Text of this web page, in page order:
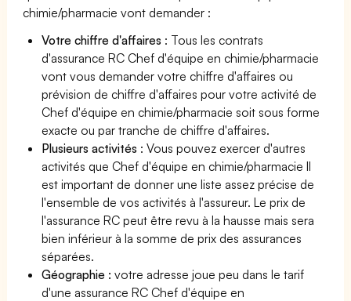
chimie/pharmacie vont demander :
Votre chiffre d'affaires : Tous les contrats
d'assurance RC Chef d'équipe en chimie/pharmacie
vont vous demander votre chiffre d'affaires ou
prévision de chiffre d'affaires pour votre activité de
Chef d'équipe en chimie/pharmacie soit sous forme
exacte ou par tranche de chiffre d'affaires.
Plusieurs activités : Vous pouvez exercer d'autres
activités que Chef d'équipe en chimie/pharmacie Il
est important de donner une liste assez précise de
l'ensemble de vos activités à l'assureur. Le prix de
l'assurance RC peut être revu à la hausse mais sera
bien inférieur à la somme de prix des assurances
séparées.
Géographie :votre adresse joue peu dans le tarif
d'une assurance RC Chef d'équipe en